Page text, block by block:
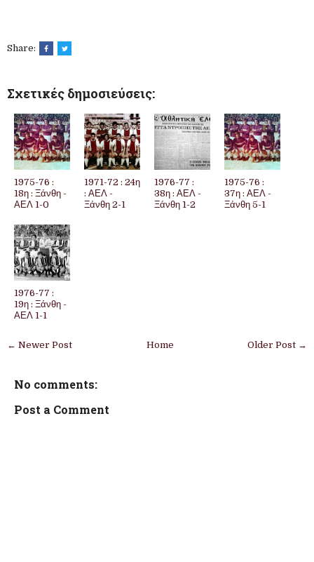
Share:
Σχετικές δημοσιεύσεις:
1975-76 :
18η : Ξάνθη -
ΑΕΛ 1-0
1971-72 : 24η
: ΑΕΛ -
Ξάνθη 2-1
1976-77 :
38η : ΑΕΛ -
Ξάνθη 1-2
1975-76 :
37η : ΑΕΛ -
Ξάνθη 5-1
1976-77 :
19η : Ξάνθη -
ΑΕΛ 1-1
← Newer Post Older Post →
Home
No comments:
Post a Comment